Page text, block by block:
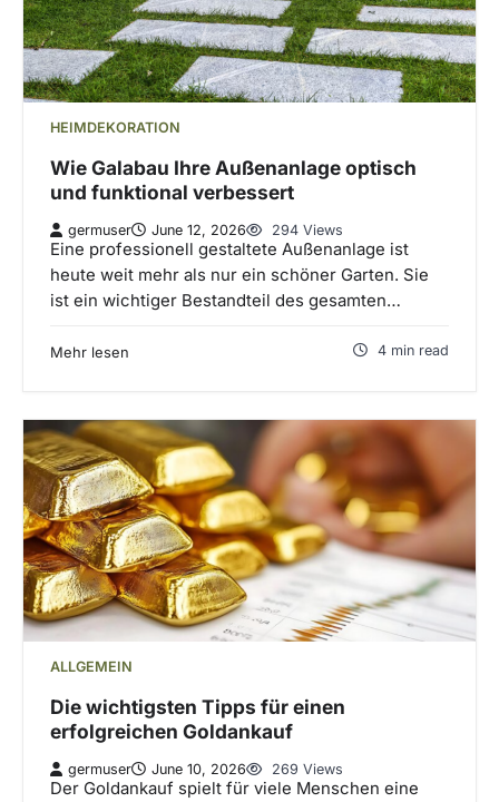
HEIMDEKORATION
Wie Galabau Ihre Außenanlage optisch
und funktional verbessert
germuser June 12, 2026 294 Views
Eine professionell gestaltete Außenanlage ist
heute weit mehr als nur ein schöner Garten. Sie
ist ein wichtiger Bestandteil des gesamten…
Mehr lesen 4 min read
ALLGEMEIN
Die wichtigsten Tipps für einen
erfolgreichen Goldankauf
germuser June 10, 2026 269 Views
Der Goldankauf spielt für viele Menschen eine